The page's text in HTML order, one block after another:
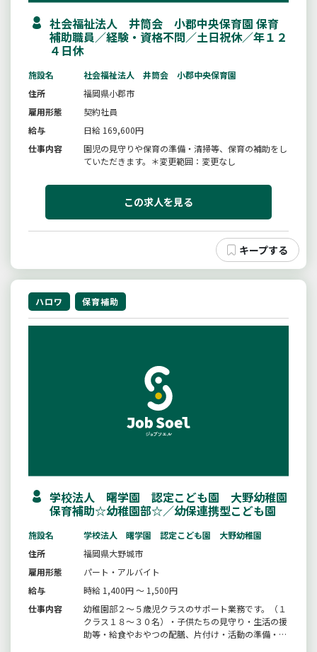
社会福祉法人 井筒会 小郡中央保育園 保育
補助職員／経験・資格不問／土日祝休／年１２
４日休
施設名
社会福祉法人 井筒会 小郡中央保育園
住所
福岡県小郡市
雇用形態
契約社員
給与
日給 169,600円
仕事内容
園児の見守りや保育の準備・清掃等、保育の補助をし
ていただきます。＊変更範囲：変更なし
この求人を見る
ハロワ 保育補助
学校法人 曙学園 認定こども園 大野幼稚園
保育補助☆幼稚園部☆／幼保連携型こども園
施設名
学校法人 曙学園 認定こども園 大野幼稚園
住所
福岡県大野城市
雇用形態
パート・アルバイト
給与
時給 1,400円 ～ 1,500円
仕事内容
幼稚園部２〜５歳児クラスのサポート業務です。（１
クラス１８〜３０名）・子供たちの見守り・生活の援
助等・給食やおやつの配膳、片付け・活動の準備・後